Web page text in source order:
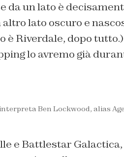
da un lato è
altro lato oscuro e
è Riverdale, dopo
lo avremo già
Ben Lockwood, alias
e Battlestar Galactica